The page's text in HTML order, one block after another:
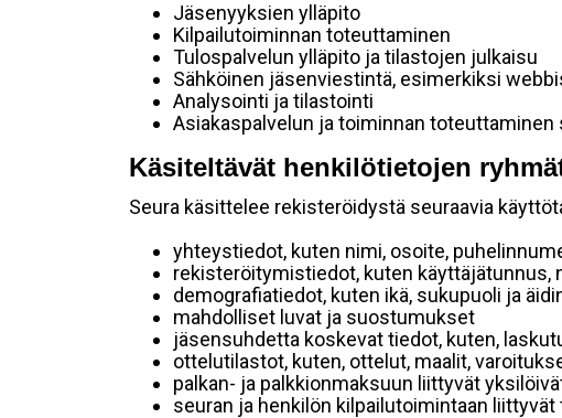
Jäsenyyksien ylläpito
Kilpailutoiminnan toteuttaminen
Tulospalvelun ylläpito ja tilastojen julkaisu
Sähköinen jäsenviestintä, esimerkiksi
Analysointi ja tilastointi
Asiakaspalvelun ja toiminnan toteuttaminen
Käsiteltävät henkilötietojen
Seura käsittelee rekisteröidystä seuraavia
yhteystiedot, kuten nimi, osoite,
rekisteröitymistiedot, kuten käyttäjätunnus,
demografiatiedot, kuten ikä, sukupuoli ja
mahdolliset luvat ja suostumukset
jäsensuhdetta koskevat tiedot, kuten,
ottelutilastot, kuten, ottelut, maalit,
palkan- ja palkkionmaksuun liittyvät
seuran ja henkilön kilpailutoimintaan